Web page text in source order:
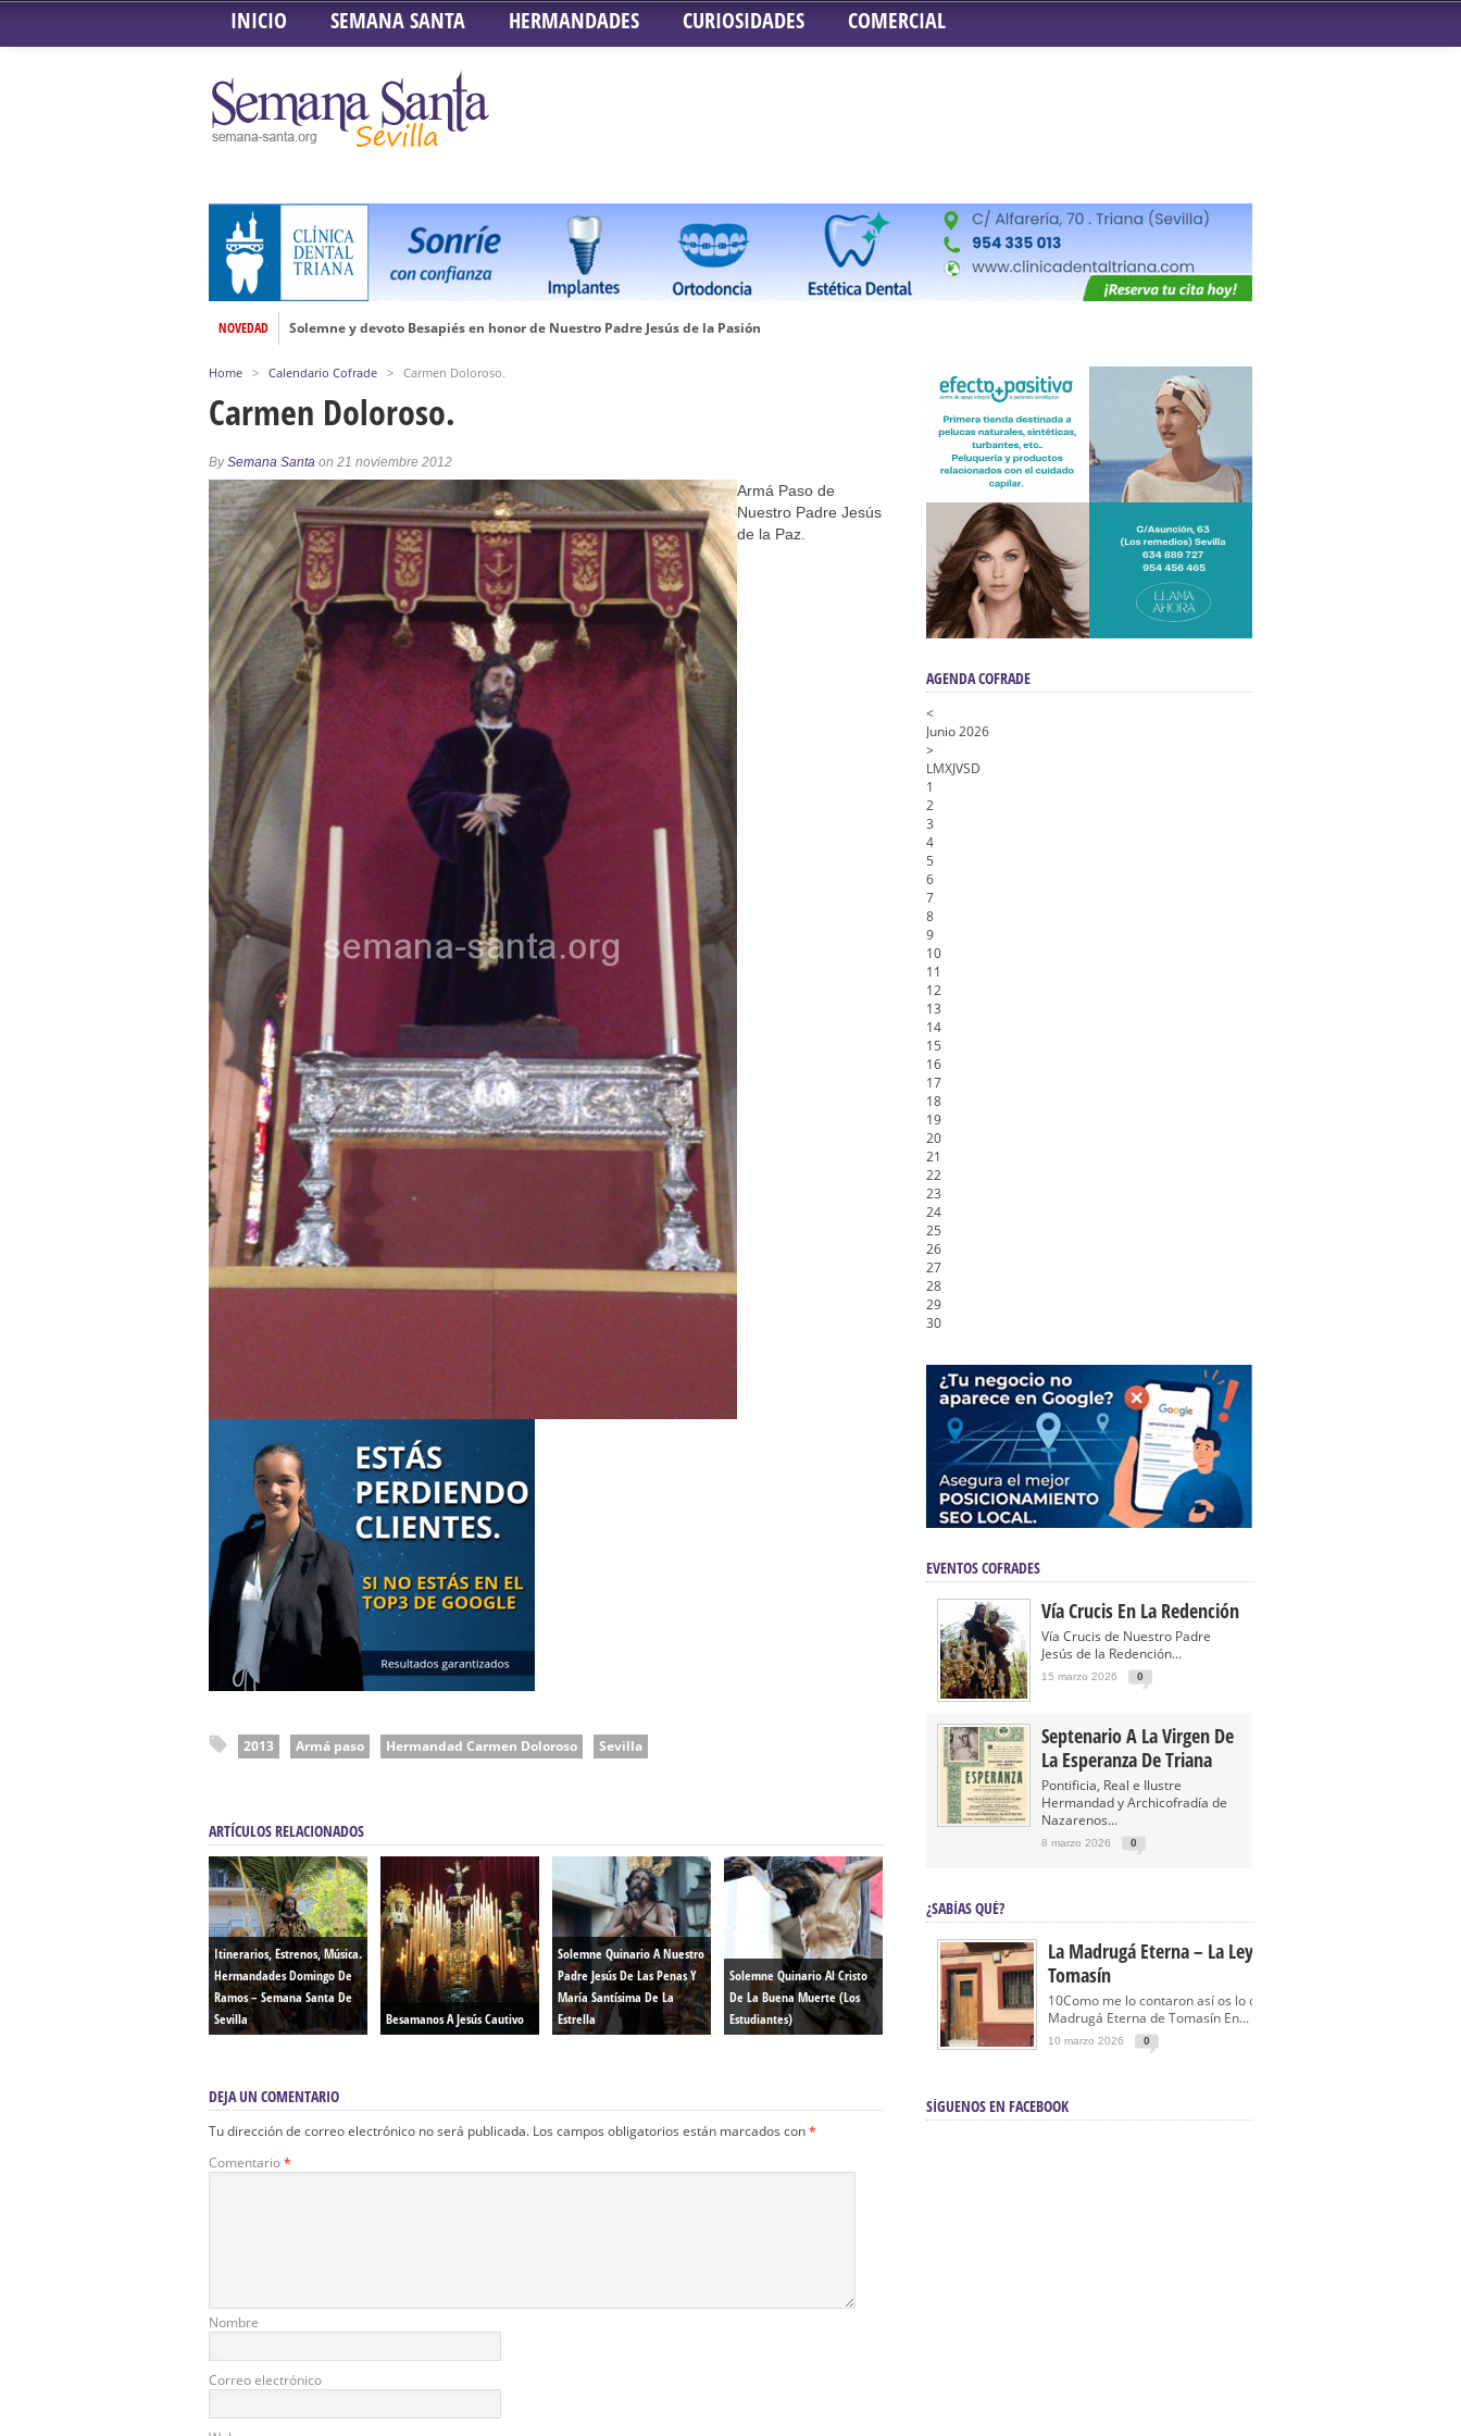
INICIO SEMANA SANTA HERMANDADES CURIOSIDADES COMERCIAL
NOVEDAD
Solemne y devoto Besapiés en honor de Nuestro Padre Jesús de la Pasión
Función de la Anunciación del Señor ante el paso de Nuestra Señora de la Encarnación Coronada – Hermandad de San Benito
Solemne y devoto Besamanos en honor de María Santísima en su Soledad – San Lorenzo
Función Principal de Instituto a la Virgen del Valle
Besapié y Besamano en la Quinta Angustia
Gitanos: Besamanos del Señor de la Salud
Besamanos del Señor de la Divina Misericordia, Vía Crucis y Traslado – Siete Palabras
Home > Calendario Cofrade > Carmen Doloroso.
Carmen Doloroso.
BySemana Santa on 21 noviembre 2012
Armá Paso de
Nuestro Padre Jesús
de la Paz.
2013 Armá paso Hermandad Carmen Doloroso Sevilla
ARTÍCULOS RELACIONADOS
Itinerarios, Estrenos, Música.
Hermandades Domingo De
Ramos – Semana Santa De
Sevilla
Besamanos A Jesús Cautivo
Solemne Quinario A Nuestro
Padre Jesús De Las Penas Y
María Santísima De La
Estrella
Solemne Quinario Al Cristo
De La Buena Muerte (Los
Estudiantes)
DEJA UN COMENTARIO
Tu dirección de correo electrónico no será publicada. Los campos obligatorios están marcados con*
Comentario*
Nombre
Correo electrónico
AGENDA COFRADE
<
Junio 2026
>
LMXJVSD
1
2
3
4
5
6
7
8
9
10
11
12
13
14
15
16
17
18
19
20
21
22
23
24
25
26
27
28
29
30
EVENTOS COFRADES
Vía Crucis En La Redención
Vía Crucis de Nuestro Padre
Jesús de la Redención...
15 marzo 2026 0
Septenario A La Virgen De
La Esperanza De Triana
Pontificia, Real e Ilustre
Hermandad y Archicofradía de
Nazarenos...
8 marzo 2026 0
¿SABÍAS QUÉ?
La Madrugá Eterna – La Leyenda De
Tomasín
10Como me lo contaron así os lo cuento… La
Madrugá Eterna de Tomasín En...
10 marzo 2026 0
SÍGUENOS EN FACEBOOK